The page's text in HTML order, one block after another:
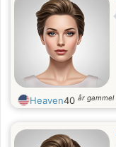
Heaven40 år gammel